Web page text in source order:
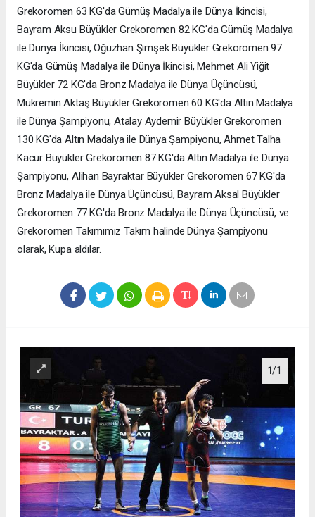
Grekoromen 63 KG'da Gümüş Madalya ile Dünya İkincisi,
Bayram Aksu Büyükler Grekoromen 82 KG'da Gümüş Madalya
ile Dünya İkincisi, Oğuzhan Şimşek Büyükler Grekoromen 97
KG'da Gümüş Madalya ile Dünya İkincisi, Mehmet Ali Yiğit
Büyükler 72 KG'da Bronz Madalya ile Dünya Üçüncüsü,
Mükremin Aktaş Büyükler Grekoromen 60 KG'da Altın Madalya
ile Dünya Şampiyonu, Atalay Aydemir Büyükler Grekoromen
130 KG'da Altın Madalya ile Dünya Şampiyonu, Ahmet Talha
Kacur Büyükler Grekoromen 87 KG'da Altın Madalya ile Dünya
Şampiyonu, Alihan Bayraktar Büyükler Grekoromen 67 KG'da
Bronz Madalya ile Dünya Üçüncüsü, Bayram Aksal Büyükler
Grekoromen 77 KG'da Bronz Madalya ile Dünya Üçüncüsü, ve
Grekoromen Takımımız Takım halinde Dünya Şampiyonu
olarak, Kupa aldılar.
1/1